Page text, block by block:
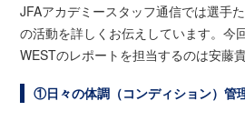
JFAアカデミースタッフ通信では選手
の活動を詳しくお伝えしています。今
WESTのレポートを担当するのは安藤
①日々の体調（コンディション）管